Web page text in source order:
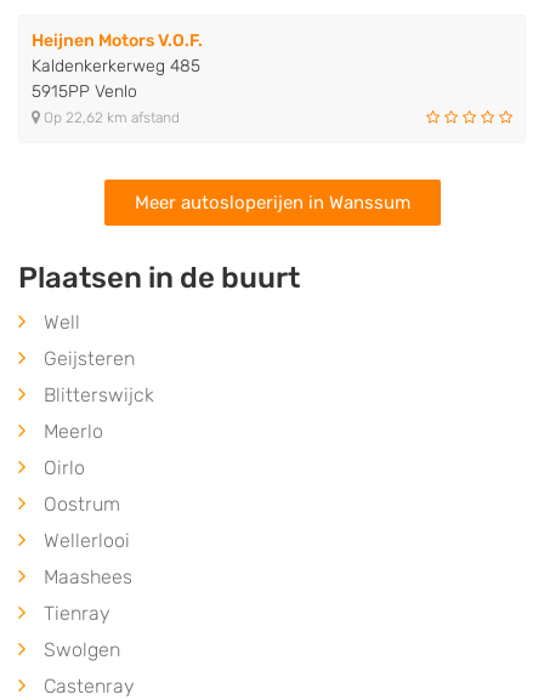
Heijnen Motors V.O.F.
Kaldenkerkerweg 485
5915PP Venlo
Op 22,62 km afstand
Meer autosloperijen in Wanssum
Plaatsen in de buurt
Well
Geijsteren
Blitterswijck
Meerlo
Oirlo
Oostrum
Wellerlooi
Maashees
Tienray
Swolgen
Castenray